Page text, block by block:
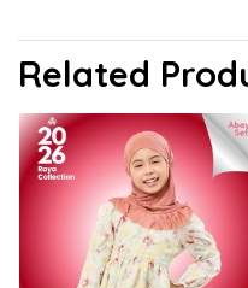
Related